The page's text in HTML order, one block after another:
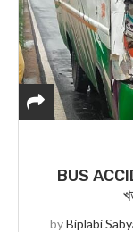
BUS
byBiplabi